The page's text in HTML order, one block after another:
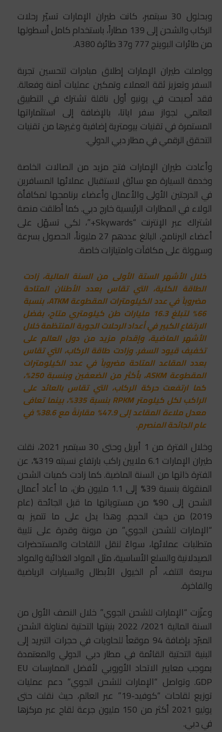
وبحلول 30 سبتمبر، كانت طيران الإمارات تسيّر رحلات
الركاب والشحن إلى 139 مطاراً، باستخدام كامل أسطولها
من طائرات البوينج 777 و37 طائرة A380.
وواصلت طيران الإمارات إطلاق مبادرات لتحسين تجربة
السفر وتعزيز ثقة العملاء وتمكين عمليات آمنة وفعالة.
فقد أصبحت في يونيو أول ناقلة تشترك في التطبيق
العالمي لجواز سفر اياتا، بالإضافة إلى استثماراتها
المستمرة في تقنيات بيومترية إضافية وغيرها من تقنيات
التحقق الرقمي في مطار دبي الدولي.
وأعادت طيران الإمارات فتح مزيد من الصالات الخاصة
وخدمة السيارة مع سائق لاستقبال عملائها المسافرين
في الدرجتين الأولى والأعمال وأعضاء برنامجها لمكافأة
الولاء في المطارات الرئيسية خارج دبي. كما أطلقت منصة
اشتراك عبر الإنترنت “Skywards+”، لكي تسهّل على
أعضاء البرنامج، البالغ عددهم 27 مليوناً، الحصول بسرعة
وسهولة على مكافآت وامتيازات خاصة.
خلال الأشهر الستة الأولى من السنة المالية، زادت
الطاقة الكلية، التي تقاس بعدد الأطنان المتاحة
مضروباً في عدد الكيلومترات المقطوعة ATKM، بنسبة
66% لتبلغ 16.3 مليارات طن كيلومتري متاح، بفضل
الارتفاع الكبير في أعداد الرحلات الجوية المنتظمة خلال
الأشهر الماضية، وإقدام مزيد من دول العالم على
تخفيف قيود السفر. وزادت طاقة الركاب، التي تقاس
بعدد المقاعد المتاحة مضروباً في عدد الكيلومترات
المقطوعة ASKM، بأكثر من الضعفين وبنسبة 250%،
كما ارتفعت حركة الركاب، التي تقاس بالعائد على
الراكب لكل كيلومتر RPKM بنسبة 335%، بينما تعافى
معدل ملاءة المقاعد إلى 47.9% مقارنةً مع 38.6% في
عام الجائحة المنصرم.
وخلال الفترة من 1 أبريل وحتى 30 سبتمبر 2021، نقلت
طيران الإمارات 6.1 ملايين راكب بارتفاع نسبته 319%، عن
الفترة ذاتها من السنة الماضية. كما زادت كميات الشحن
المنقولة بنسبة 39% إلى 1.1 مليون طن، ما أعاد أعمال
الشحن إلى 90% من مستوياتها ما قبل الجائحة (عام
2019) من حيث الحجم. وهذا يدل على ما تتميز به
“الإمارات للشحن الجوي” من مرونة وقدرة على تلبية
متطلبات عملائها، سواءً لنقل اللقاحات والمستحضرات
الصيدلانية والسلع الأساسية، مثل المواد الغذائية والمواد
سريعة التلف، أم الخيول الأبطال والسيارات الرياضية
والفاخرة.
وعزّزت “الإمارات للشحن الجوي” خلال النصف الأول من
السنة المالية 2021/ 2022 بنيتها التحتية لمناولة الشحن
المبرّد بإضافة 94 موقعاً للحاويات في حجرات التبريد إلى
البنية التحتية القائمة في مطار دبي الدولي والمعتمدة
بموجب معايير الاتحاد الأوروبي لأفضل الممارسات EU
GDP. وتواصل “الإمارات للشحن الجوي” دعم عمليات
توزيع لقاحات “كوفيد-19” عبر العالم، حيث نقلت حتى
يوليو 2021 أكثر من 150 مليون جرعة لقاح عبر مركزها
في دبي.